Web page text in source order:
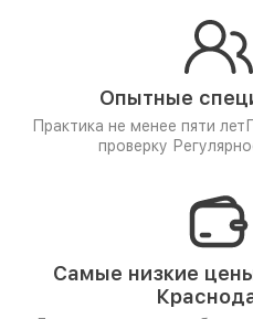
Опытные
Практика не менее пяти лет
проверку
Самые низкие